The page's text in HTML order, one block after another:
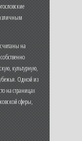
на
культурную,
Одной из
на страницах
сферы,